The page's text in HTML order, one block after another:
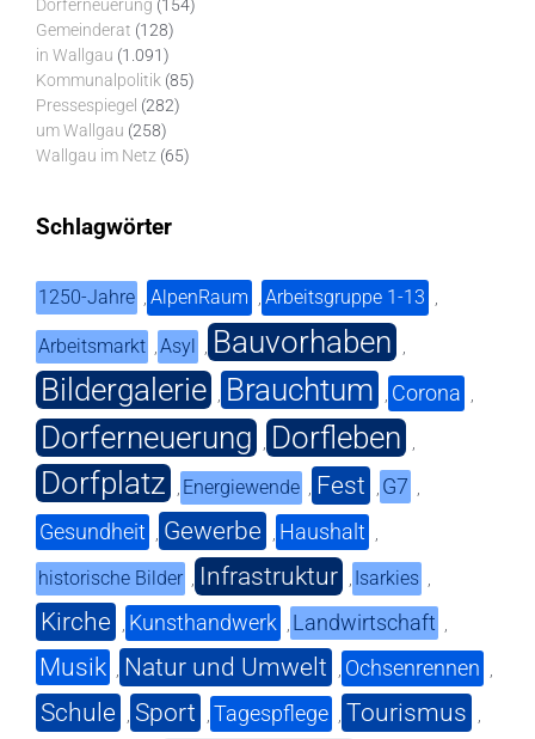
Dorferneuerung (154)
Gemeinderat (128)
in Wallgau (1.091)
Kommunalpolitik (85)
Pressespiegel (282)
um Wallgau (258)
Wallgau im Netz (65)
Schlagwörter
1250-Jahre , AlpenRaum , Arbeitsgruppe 1-13 ,
Arbeitsmarkt ,Asyl , Bauvorhaben ,
Bildergalerie , Brauchtum , Corona ,
Dorferneuerung , Dorfleben ,
Dorfplatz , Energiewende , Fest , G7 ,
Gesundheit , Gewerbe , Haushalt ,
historische Bilder , Infrastruktur , Isarkies ,
Kirche , Kunsthandwerk , Landwirtschaft ,
Musik , Natur und Umwelt , Ochsenrennen ,
Schule , Sport , Tagespflege , Tourismus ,